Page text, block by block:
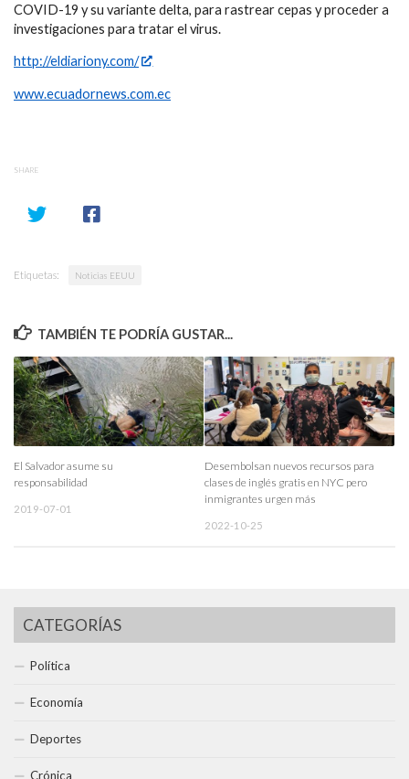
COVID-19 y su variante delta, para rastrear cepas y proceder a
investigaciones para tratar el virus.
http://eldiariony.com/
www.ecuadornews.com.ec
SHARE
Etiquetas: Noticias EEUU
TAMBIÉN TE PODRÍA GUSTAR...
El Salvador asume su
responsabilidad
2019-07-01
Desembolsan nuevos recursos para
clases de inglés gratis en NYC pero
inmigrantes urgen más
2022-10-25
CATEGORÍAS
Política
Economía
Deportes
Crónica